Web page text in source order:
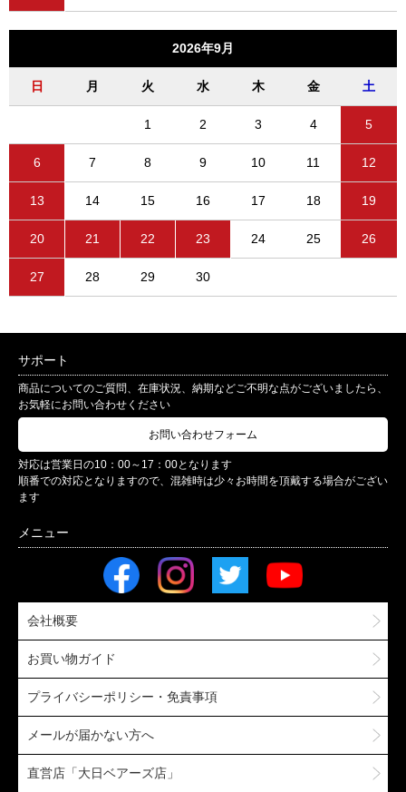
2026年9月
日 月 火 水 木 金 土
1 2 3 4 5
6 7 8 9 10 11 12
13 14 15 16 17 18 19
20 21 22 23 24 25 26
27 28 29 30
サポート
商品についてのご質問、在庫状況、納期などご不明な点がございましたら、
お気軽にお問い合わせください
お問い合わせフォーム
対応は営業日の10：00～17：00となります
順番での対応となりますので、混雑時は少々お時間を頂戴する場合がござい
ます
会社概要
お買い物ガイド
プライバシーポリシー・免責事項
メールが届かない方へ
直営店「大日ベアーズ店」